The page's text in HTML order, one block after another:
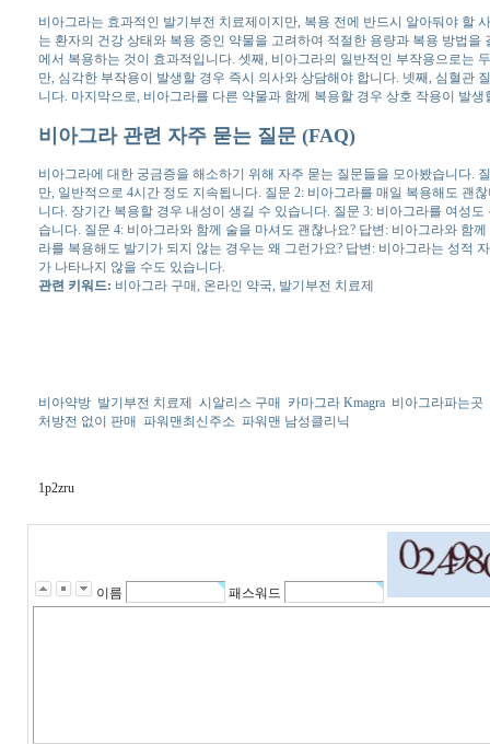
비아그라는 효과적인 발기부전 치료제이지만, 복용 전에 반드시 알아둬야 할
는 환자의 건강 상태와 복용 중인 약물을 고려하여 적절한 용량과 복용 방법
에서 복용하는 것이 효과적입니다. 셋째, 비아그라의 일반적인 부작용으로는
만, 심각한 부작용이 발생할 경우 즉시 의사와 상담해야 합니다. 넷째, 심혈관
니다. 마지막으로, 비아그라를 다른 약물과 함께 복용할 경우 상호 작용이 발
비아그라 관련 자주 묻는 질문 (FAQ)
비아그라에 대한 궁금증을 해소하기 위해 자주 묻는 질문들을 모아봤습니다.
만, 일반적으로 4시간 정도 지속됩니다. 질문 2: 비아그라를 매일 복용해도 괜
니다. 장기간 복용할 경우 내성이 생길 수 있습니다. 질문 3: 비아그라를 여성
습니다. 질문 4: 비아그라와 함께 술을 마셔도 괜찮나요? 답변: 비아그라와 함
라를 복용해도 발기가 되지 않는 경우는 왜 그런가요? 답변: 비아그라는 성적
가 나타나지 않을 수도 있습니다.
관련 키워드: 비아그라 구매, 온라인 약국, 발기부전 치료제
비아약방 발기부전 치료제 시알리스 구매 카마그라 Kmagra 비아그라파는곳
처방전 없이 판매 파워맨최신주소 파워맨 남성클리닉
1p2zru
이름 패스워드